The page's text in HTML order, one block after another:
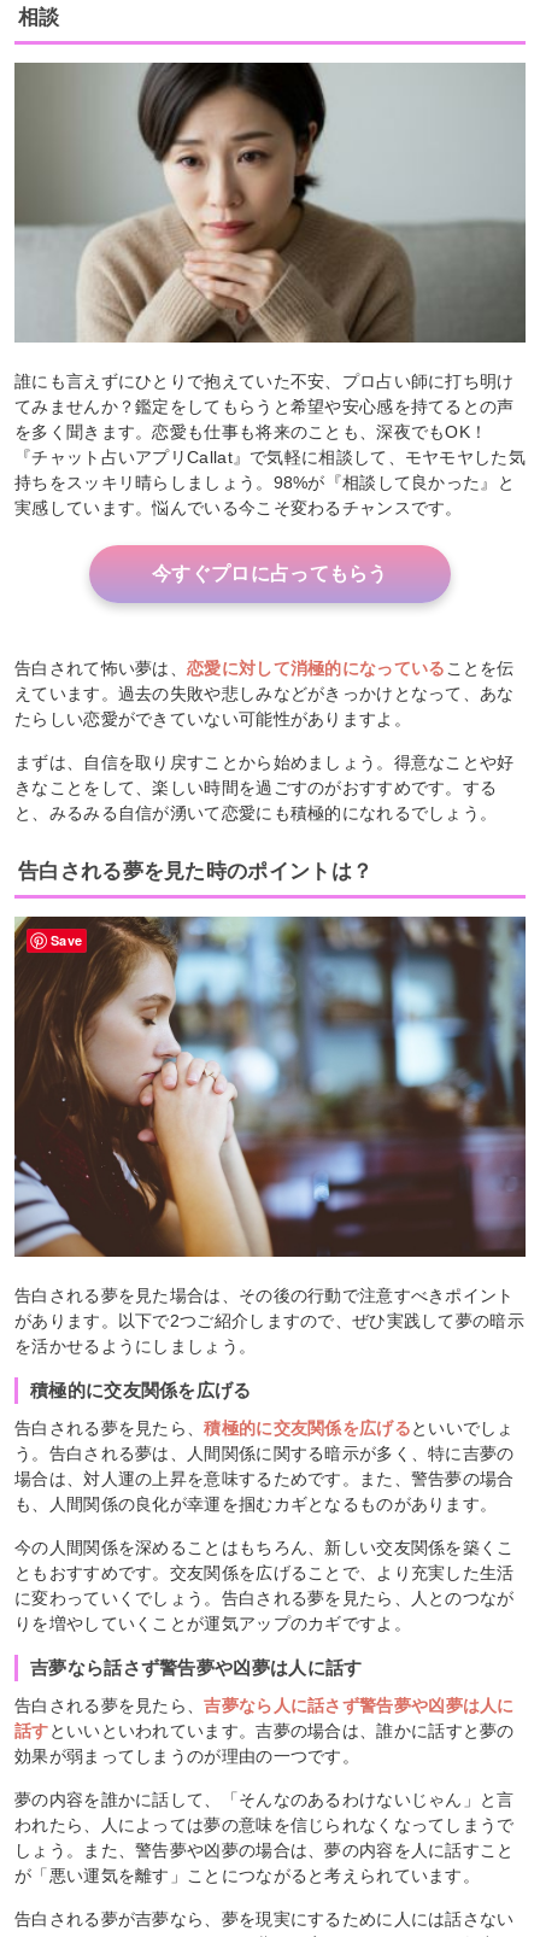
相談
誰にも言えずにひとりで抱えていた不安、プロ占い師に打ち明け
てみませんか？鑑定をしてもらうと希望や安心感を持てるとの声
を多く聞きます。恋愛も仕事も将来のことも、深夜でもOK！
『チャット占いアプリCallat』で気軽に相談して、モヤモヤした気
持ちをスッキリ晴らしましょう。98%が『相談して良かった』と
実感しています。悩んでいる今こそ変わるチャンスです。
今すぐプロに占ってもらう
告白されて怖い夢は、恋愛に対して消極的になっている ことを伝
えています。過去の失敗や悲しみなどがきっかけとなって、あな
たらしい恋愛ができていない可能性がありますよ。
まずは、自信を取り戻すことから始めましょう。得意なことや好
きなことをして、楽しい時間を過ごすのがおすすめです。する
と、みるみる自信が湧いて恋愛にも積極的になれるでしょう。
告白される夢を見た時のポイントは？
告白される夢を見た場合は、その後の行動で注意すべきポイント
があります。以下で2つご紹介しますので、ぜひ実践して夢の暗示
を活かせるようにしましょう。
積極的に交友関係を広げる
告白される夢を見たら、積極的に交友関係を広げるといいでしょ
う。告白される夢は、人間関係に関する暗示が多く、特に吉夢の
場合は、対人運の上昇を意味するためです。また、警告夢の場合
も、人間関係の良化が幸運を掴むカギとなるものがあります。
今の人間関係を深めることはもちろん、新しい交友関係を築くこ
ともおすすめです。交友関係を広げることで、より充実した生活
に変わっていくでしょう。告白される夢を見たら、人とのつなが
りを増やしていくことが運気アップのカギですよ。
吉夢なら話さず警告夢や凶夢は人に話す
告白される夢を見たら、吉夢なら人に話さず警告夢や凶夢は人に
話すといいといわれています。吉夢の場合は、誰かに話すと夢の
効果が弱まってしまうのが理由の一つです。
夢の内容を誰かに話して、「そんなのあるわけないじゃん」と言
われたら、人によっては夢の意味を信じられなくなってしまうで
しょう。また、警告夢や凶夢の場合は、夢の内容を人に話すこと
が「悪い運気を離す」ことにつながると考えられています。
告白される夢が吉夢なら、夢を現実にするために人には話さない
Save